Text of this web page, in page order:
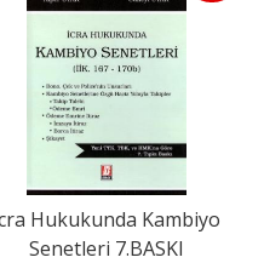
ARPACI
Eşya Hukuku 26. Baskı
Filiz Kitabevi
,00 2.280,00
Sepete Ekle
Hukukunda Kambiyo
Senetleri 7.BASKI